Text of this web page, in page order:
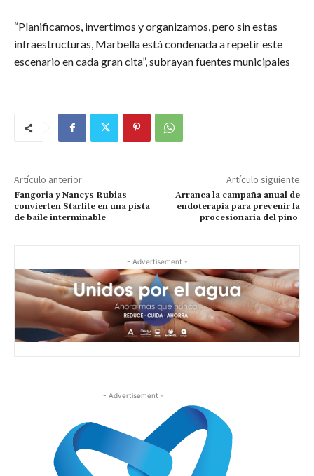
“Planificamos, invertimos y organizamos, pero sin estas
infraestructuras, Marbella está condenada a repetir este
escenario en cada gran cita”, subrayan fuentes municipales
Artículo anterior
Fangoria y Nancys Rubias
convierten Starlite en una pista
de baile interminable
Artículo siguiente
Arranca la campaña anual de
endoterapia para prevenir la
procesionaria del pino
- Advertisement -
- Advertisement -